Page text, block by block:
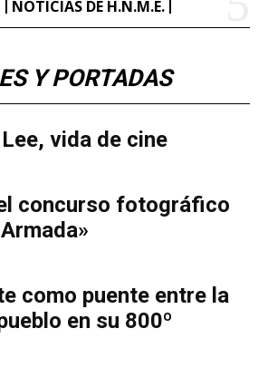
NOTICIAS DE H.N.M.E.
Y PORTADAS
vida de cine
concurso fotográfico
como puente entre la
en su 800º